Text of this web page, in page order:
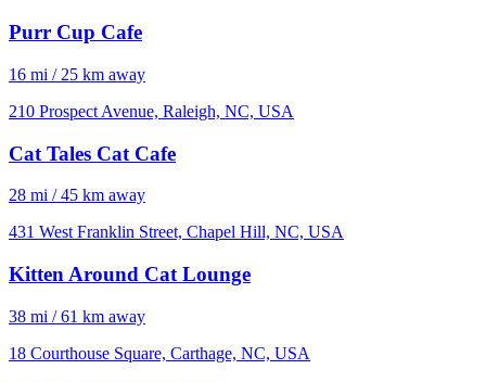
Purr Cup Cafe
16 mi / 25 km away
210 Prospect Avenue, Raleigh, NC, USA
Cat Tales Cat Cafe
28 mi / 45 km away
431 West Franklin Street, Chapel Hill, NC, USA
Kitten Around Cat Lounge
38 mi / 61 km away
18 Courthouse Square, Carthage, NC, USA